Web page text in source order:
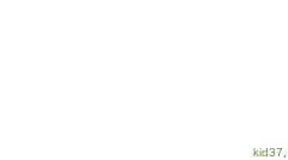
kid37